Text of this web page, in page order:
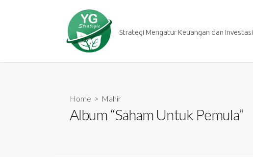
Strategi Mengatur Keuangan dan Investasi
Home > Mahir
Album “Saham Untuk Pemula”